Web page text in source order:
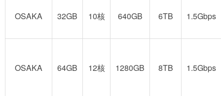
OSAKA 32GB 10核 640GB 6TB 1.5Gbps
OSAKA 64GB 12核 1280GB 8TB 1.5Gbps